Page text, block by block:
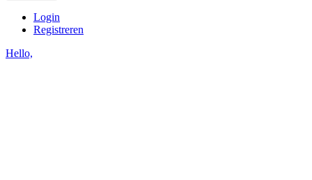
Login
Registreren
Hello,